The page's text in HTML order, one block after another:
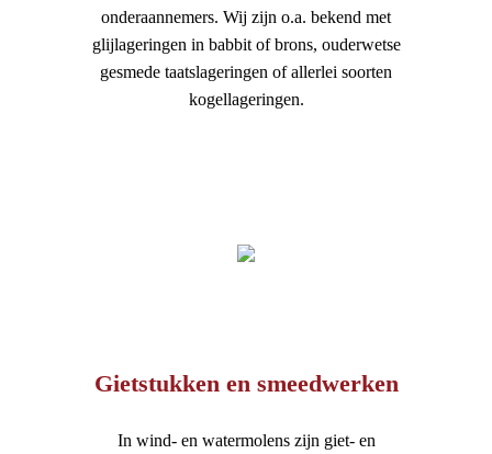
onderaannemers. Wij zijn o.a. bekend met
glijlageringen in babbit of brons, ouderwetse
gesmede taatslageringen of allerlei soorten
kogellageringen.
Gietstukken en smeedwerken
In wind- en watermolens zijn giet- en